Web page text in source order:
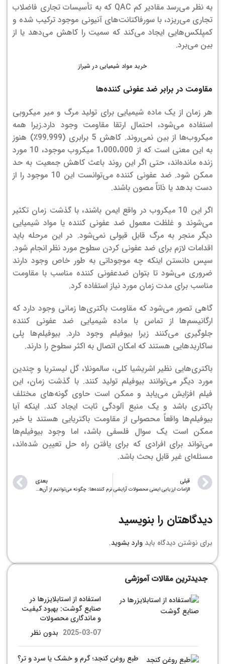
به نظر می‌رسد مقادیر کم QAC که به تأسیسات تجاری فاضلاب
تجاری می‌ریزد، با سورفاکتانت‌های آنیونی موجود ترکیب شده و
کمپلکس‌هایی ایجاد می‌کند که سمیت را کاهش می‌دهد یا از
بین می‌برد.
خرید مواد شیمیایی در شیراز
مقاومت در برابر ضد عفونی کننده‌ها
هر زمان از یک ماده شیمیایی برای تولید مرگ و میر میکروبی
استفاده می‌شود، احتمال ارتقا مقاومت وجود دارد.زیرا همه
میکروب‌ها از بین نمی‌روند. کاهش 5 برابری (99.999٪) هنوز
به این معنی است که از 1،000،000 میکروب موجود، 10 مورد
زنده مانده‌اند، حتی اگر این روند باعث کاهش جمعیت به حد
ممکن شود. ضد عفونی کننده می‌توانست این 10 موجود را از
دست بدهد یا ذاتاً مصون باشند.
اگر این 10 میکروب در واقع ایمن باشند، با گذشت زمان تکثیر
می‌شوند و غلظت معمول ضد عفونی کننده یا مواد شیمیایی
دیگر منجر به مرگ قابل قبولی نمی‌شود. در این مرحله باید
اقدامات لازم برای ضد عفونی كردن سطوح مورد نظر انجام شود.
سپس دانستن اینکه چه موجوداتی به طور خاص وجود دارند
ضروری می‌شود تا بتوان ضدعفونی کننده مناسب با مقاومت
مناسب برای مدت زمان مورد نیاز استفاده کرد.
گاهی تصور می‌شود که مقاومت باکتری‌ها زمانی وجود دارد که
ارگانیسم‌ها از تماس با ماده شیمیایی ضد عفونی کننده
جلوگیری می‌کنند زیرا بیوفیلم وجود دارد. بیوفیلم‌ها پلی
ساکاریدهایی هستند که امکان اتصال به اکثر سطوح را دارند.
باکتری‌هایی نظیر اشریشیا کلی، سالمونلا، گل لیستریا و چندین
مورد دیگر می‌توانند بیوفیلم تولید کنند. با گذشت زمان، این
فیلم افزایش می‌یابد و ممکن است حاوی گونه‌های مختلف
باکتری باشد و یک منبع آلودگی ثابت ایجاد کند. اینکه آیا
بیوفیلم‌ها واقعاً محصولی از مقاومت باکتریایی هستند یا خیر
ممکن است یک سوال فلسفی باشد، اما وجود بیوفیلم‌ها
می‌تواند برای افرادی که برای یافتن راه حل تعیین شده‌اند،
مسئله‌ای غیر قابل بحث باشد.
قبلی
الزامات ارزیابی ایمنی محصولات آرایشی
بعدی
نرم کننده‌ها: چگونه می‌توانیم از آن‌ها استفاده کنیم؟
دیدگاهتان را بنویسید
برای نوشتن دیدگاه باید وارد بشوید.
جدیدترین مقالات آموزشی
استفاده از استابلایزرها در
صنایع گوشت: بهبود کیفیت
و ماندگاری محصولات
2025-03-07 بدون نظر
طبع روغن کنجد؛ گرم و خشک یا سرد و تر؟